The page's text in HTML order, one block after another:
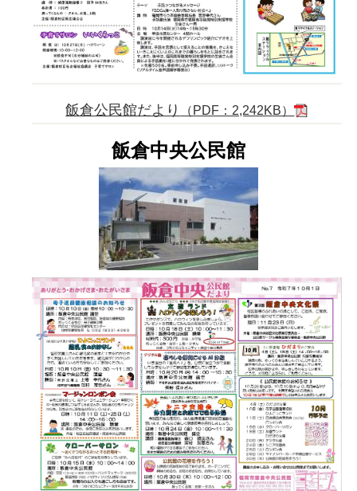
飯倉公民館だより （PDF：2,242KB）
飯倉中央公民館